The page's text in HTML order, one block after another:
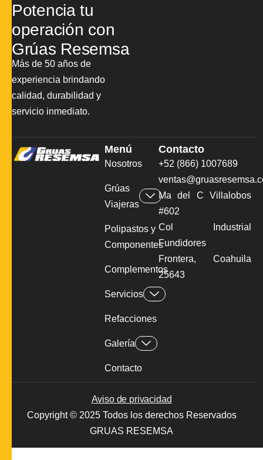
Potencia tu
operación con
Grúas Resemsa
Más de 50 años de
experiencia brindando
calidad, durabilidad y
servicio inmediato.
Menú
Nosotros
Grúas
Viajeras
Polipastos y
Componentes
Complementos
Servicios
Refacciones
Galería
Contacto
Contacto
+52 (866) 1007689
Ma del C Villalobos
#602
Col Industrial
Fundidores
Frontera, Coahuila
25643
Aviso de privacidad
Copyright © 2025 Todos los derechos Reservados
GRUAS RESEMSA